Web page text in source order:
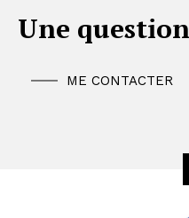
Une
ME CONTACTER